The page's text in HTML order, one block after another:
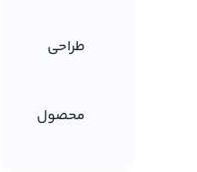
طراحی
محصول